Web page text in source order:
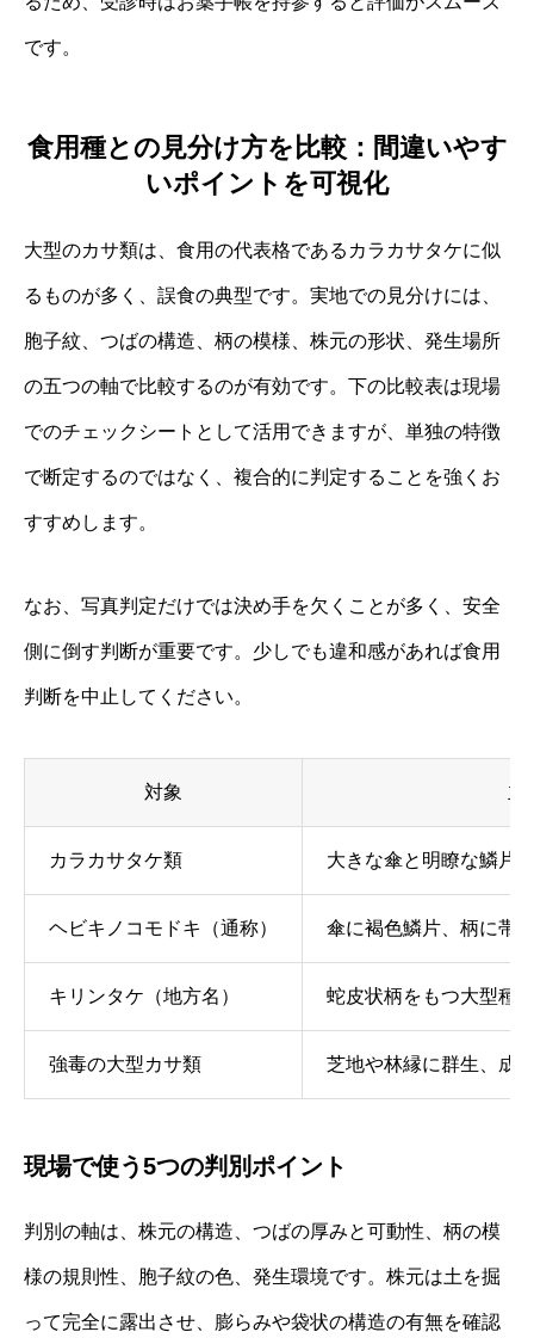
です。
食用種との見分け方を比較：間違いやす
いポイントを可視化
大型のカサ類は、食用の代表格であるカラカサタケに似
るものが多く、誤食の典型です。実地での見分けには、
胞子紋、つばの構造、柄の模様、株元の形状、発生場所
の五つの軸で比較するのが有効です。下の比較表は現場
でのチェックシートとして活用できますが、単独の特徴
で断定するのではなく、複合的に判定することを強くお
すすめします。
なお、写真判定だけでは決め手を欠くことが多く、安全
側に倒す判断が重要です。少しでも違和感があれば食用
判断を中止してください。
対象 主
カラカサタケ類 大きな傘と明瞭な鱗片
ヘビキノコモドキ（通称） 傘に褐色鱗片、柄に帯
キリンタケ（地方名） 蛇皮状柄をもつ大型種
強毒の大型カサ類 芝地や林縁に群生、成
現場で使う5つの判別ポイント
判別の軸は、株元の構造、つばの厚みと可動性、柄の模
様の規則性、胞子紋の色、発生環境です。株元は土を掘
って完全に露出させ、膨らみや袋状の構造の有無を確認